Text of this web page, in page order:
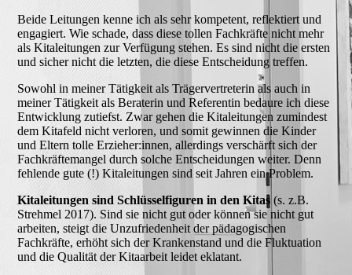
Beide Leitungen kenne ich als sehr kompetent, reflektiert und
engagiert. Wie schade, dass diese tollen Fachkräfte nicht mehr
als Kitaleitungen zur Verfügung stehen. Es sind nicht die ersten
und sicher nicht die letzten, die diese Entscheidung treffen.
Sowohl in meiner Tätigkeit als Trägervertreterin als auch in
meiner Tätigkeit als Beraterin und Referentin bedaure ich diese
Entwicklung zutiefst. Zwar gehen die Kitaleitungen zumindest
dem Kitafeld nicht verloren, und somit gewinnen die Kinder
und Eltern tolle Erzieher:innen, allerdings verschärft sich der
Fachkräftemangel durch solche Entscheidungen weiter. Denn
fehlende gute (!) Kitaleitungen sind seit Jahren ein Problem.
Kitaleitungen sind Schlüsselfiguren in den Kitas (s. z.B.
Strehmel 2017). Sind sie nicht gut oder können sie nicht gut
arbeiten, steigt die Unzufriedenheit der pädagogischen
Fachkräfte, erhöht sich der Krankenstand und die Fluktuation
und die Qualität der Kitaarbeit leidet eklatant.